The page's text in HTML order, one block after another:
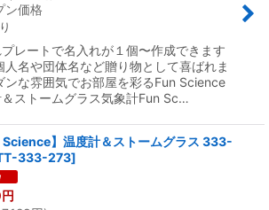
ン価格
レートで名入れが１個〜作成できます
人名や団体名など贈り物として喜ばれま
ンな雰囲気でお部屋を彩るFun Science
ストームグラス気象計Fun Sc…
Science】温度計＆ストームグラス 333-
333-273]
円